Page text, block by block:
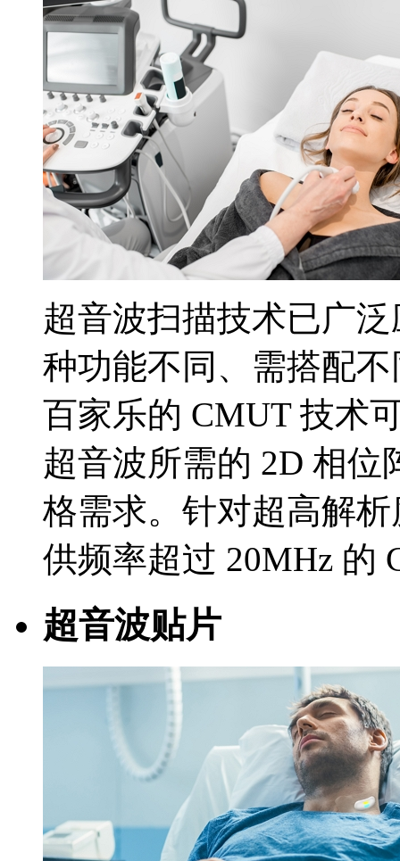
超音波扫描技术已广
种功能不同、需搭配
百家乐的 CMUT 技术
超音波所需的 2D 相
格需求。针对超高解
供频率超过 20MHz 的
超音波贴片